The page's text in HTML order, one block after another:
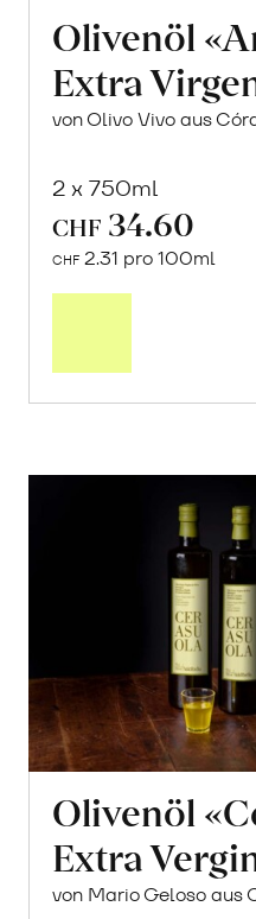
Olivenöl
Extra
von Olivo Vivo aus
2 x 750ml
CHF 34.60
CHF 2.31 pro 100ml
Olivenöl
Extra
von Mario Geloso aus